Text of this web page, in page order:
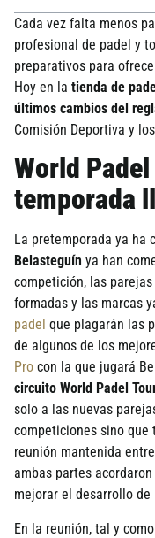
Cada vez falta menos
profesional de padel y
preparativos para
Hoy en la tienda de
últimos cambios del
Comisión Deportiva y
World
temporada
La pretemporada ya ha
Belasteguí­n ya han
competición, las
formadas y las marcas
padel que plagarán las
de algunos de los
Pro con la que jugará
circuito World Padel
solo a las nuevas
competiciones sino que
reunión mantenida
ambas partes
mejorar el desarrollo
En la reunión, tal y